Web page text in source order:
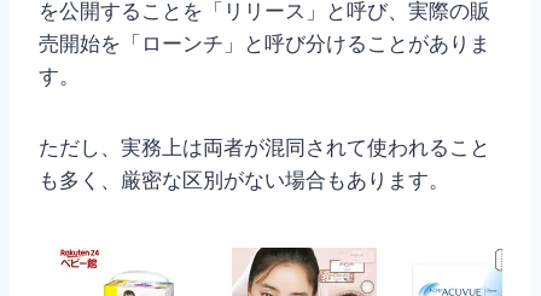
を公開することを「リリース」と呼び、実際の販
売開始を「ローンチ」と呼び分けることがありま
す。
ただし、実務上は両者が混同されて使われること
も多く、厳密な区別がない場合もあります。